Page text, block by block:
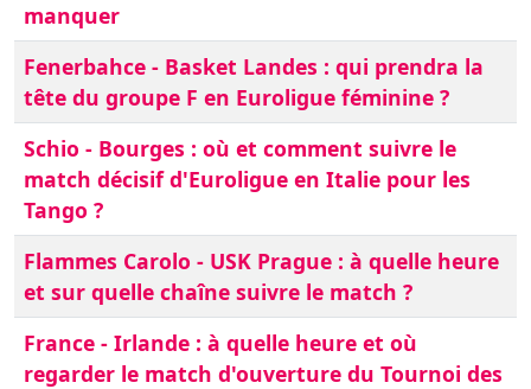
manquer
Fenerbahce - Basket Landes : qui prendra la
tête du groupe F en Euroligue féminine ?
Schio - Bourges : où et comment suivre le
match décisif d'Euroligue en Italie pour les
Tango ?
Flammes Carolo - USK Prague : à quelle heure
et sur quelle chaîne suivre le match ?
France - Irlande : à quelle heure et où
regarder le match d'ouverture du Tournoi des